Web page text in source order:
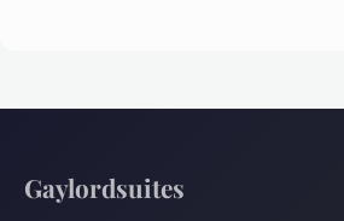
Gaylordsuites